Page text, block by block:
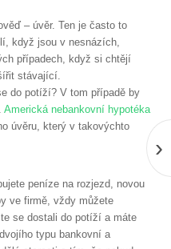
– úvěr. Ten je často to
když jsou v nesnázích,
případech, když si chtějí
stávající.
do potíží? V tom případě by
Americká nebankovní hypotéka
úvěru, který v takovýchto
peníze na rozjezd, novou
ve firmě, vždy můžete
se dostali do potíží a máte
typu bankovní a
›